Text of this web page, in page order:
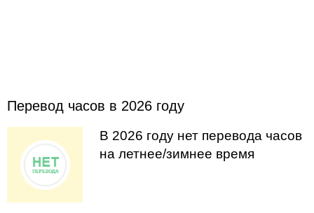
Перевод часов в 2026 году
В 2026 году нет перевода часов
на летнее/зимнее время